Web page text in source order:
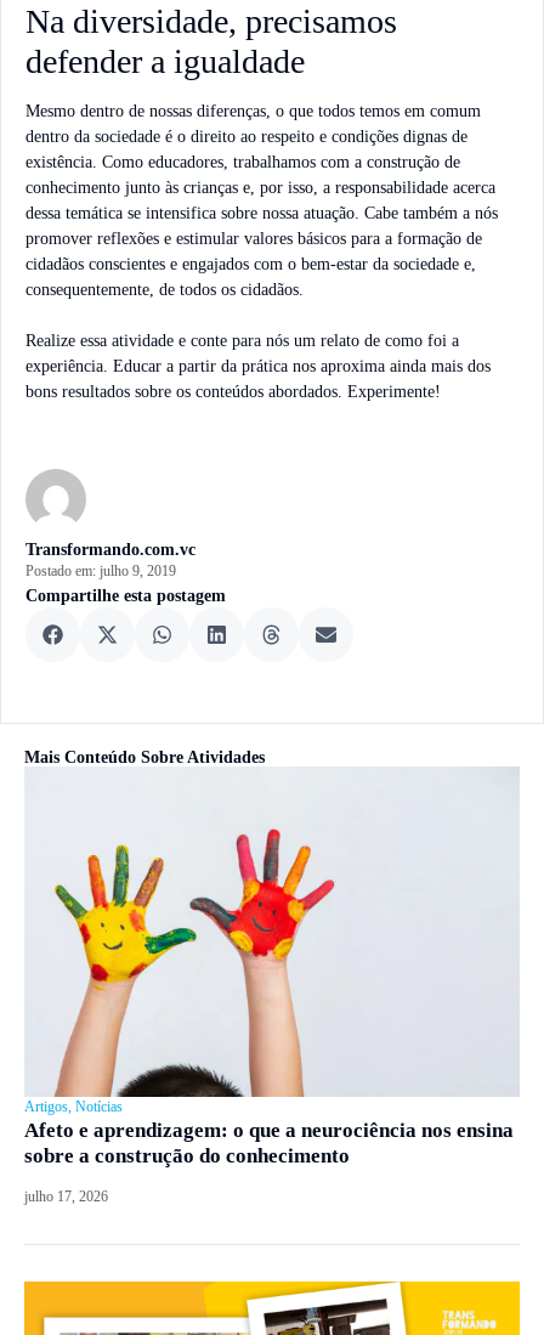
Transformando.com.vc
Postado em: julho 9, 2019
Compartilhe esta postagem
Na diversidade, precisamos
defender a igualdade
Mesmo dentro de nossas diferenças, o que todos temos em comum
dentro da sociedade é o direito ao respeito e condições dignas de
existência. Como educadores, trabalhamos com a construção de
conhecimento junto às crianças e, por isso, a responsabilidade acerca
dessa temática se intensifica sobre nossa atuação. Cabe também a nós
promover reflexões e estimular valores básicos para a formação de
cidadãos conscientes e engajados com o bem-estar da sociedade e,
consequentemente, de todos os cidadãos.
Realize essa atividade e conte para nós um relato de como foi a
experiência. Educar a partir da prática nos aproxima ainda mais dos
bons resultados sobre os conteúdos abordados. Experimente!
Mais Conteúdo Sobre Atividades
Artigos, Notícias
Afeto e aprendizagem: o que a neurociência nos ensina
sobre a construção do conhecimento
julho 17, 2026